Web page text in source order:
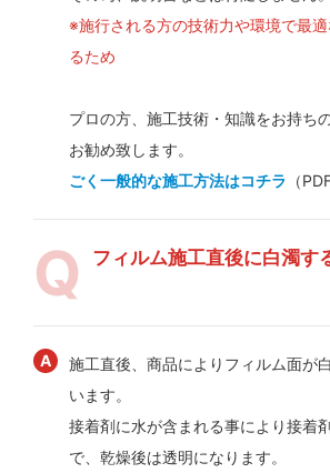
※施行される方の技術力や環境で最
るため
プロの方、施工技術・知識をお持ち
お勧め致します。
ごく一般的な施工方法はコチラ （
フィルム施工直後に白濁す
施工直後、商品によりフィルム面が
います。
接着剤に水が含まれる事により接着
で、乾燥後は透明になります。